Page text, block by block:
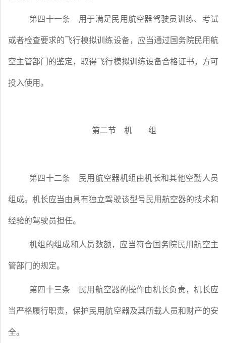
第四十一条 用于满足民用航空器驾驶员训练、考试
或者检查要求的飞行模拟训练设备，应当通过国务院民用航
空主管部门的鉴定，取得飞行模拟训练设备合格证书，方可
投入使用。
第二节 机 组
第四十二条 民用航空器机组由机长和其他空勤人员
组成。机长应当由具有独立驾驶该型号民用航空器的技术和
经验的驾驶员担任。
机组的组成和人员数额，应当符合国务院民用航空主
管部门的规定。
第四十三条 民用航空器的操作由机长负责，机长应
当严格履行职责，保护民用航空器及其所载人员和财产的安
全。